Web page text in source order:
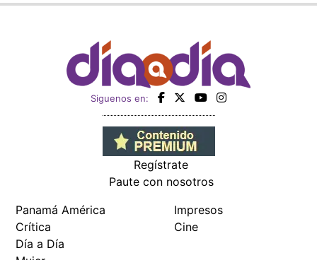
Siguenos en:
Regístrate
Paute con nosotros
Panamá América
Crítica
Día a Día
Impresos
Cine